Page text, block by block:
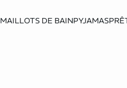
MAILLOTS DE BAINPYJAMAS